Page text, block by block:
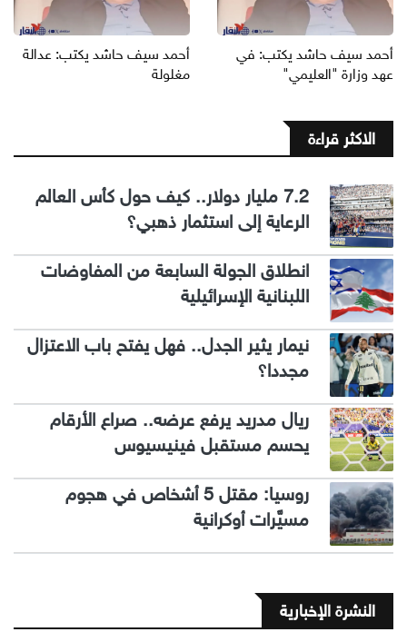
أحمد سيف حاشد يكتب: في
عهد وزارة "العليمي"
أحمد سيف حاشد يكتب: عدالة
مغلولة
الاكثر قراءة
7.2 مليار دولار.. كيف حول كأس العالم
الرعاية إلى استثمار ذهبي؟
انطلاق الجولة السابعة من المفاوضات
اللبنانية الإسرائيلية
نيمار يثير الجدل.. فهل يفتح باب الاعتزال
مجددا؟
ريال مدريد يرفع عرضه.. صراع الأرقام
يحسم مستقبل فينيسيوس
روسيا: مقتل 5 أشخاص في هجوم
مسيَّرات أوكرانية
النشرة الإخبارية